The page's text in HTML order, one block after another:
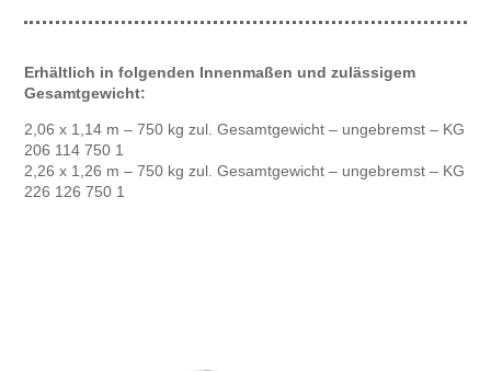
Erhältlich in folgenden Innenmaßen und zulässigem
Gesamtgewicht:
2,06 x 1,14 m – 750 kg zul. Gesamtgewicht – ungebremst – KG
206 114 750 1
2,26 x 1,26 m – 750 kg zul. Gesamtgewicht – ungebremst – KG
226 126 750 1